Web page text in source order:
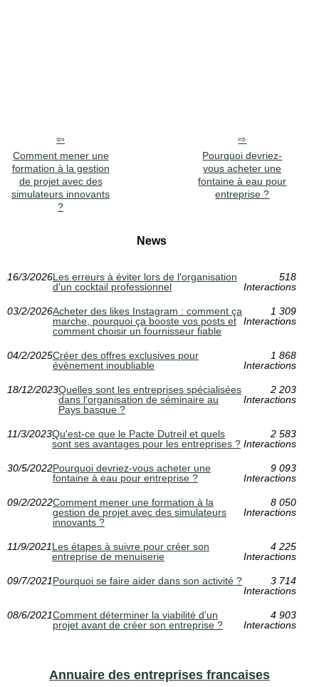
Comment mener une
formation à la gestion
de projet avec des
simulateurs innovants
?
Pourquoi devriez-
vous acheter une
fontaine à eau pour
entreprise ?
News
16/3/2026Les erreurs à éviter lors de l'organisation
d'un cocktail professionnel
518
Interactions
03/2/2026Acheter des likes Instagram : comment ça
marche, pourquoi ça booste vos posts et
comment choisir un fournisseur fiable
1 309
Interactions
04/2/2025Créer des offres exclusives pour
évènement inoubliable
1 868
Interactions
18/12/2023Quelles sont les entreprises spécialisées
dans l'organisation de séminaire au
Pays basque ?
2 203
Interactions
11/3/2023Qu'est-ce que le Pacte Dutreil et quels
sont ses avantages pour les entreprises ?
2 583
Interactions
30/5/2022Pourquoi devriez-vous acheter une
fontaine à eau pour entreprise ?
9 093
Interactions
09/2/2022Comment mener une formation à la
gestion de projet avec des simulateurs
innovants ?
8 050
Interactions
11/9/2021Les étapes à suivre pour créer son
entreprise de menuiserie
4 225
Interactions
09/7/2021Pourquoi se faire aider dans son activité ?
3 714
Interactions
08/6/2021Comment déterminer la viabilité d’un
projet avant de créer son entreprise ?
4 903
Interactions
Annuaire des entreprises francaises